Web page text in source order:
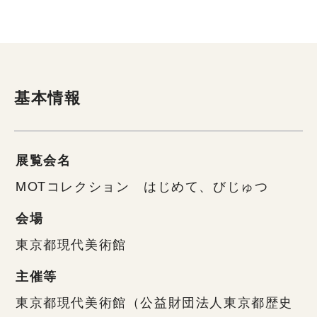
基本情報
展覧会名
MOTコレクション はじめて、びじゅつ
会場
東京都現代美術館
主催等
東京都現代美術館（公益財団法人東京都歴史